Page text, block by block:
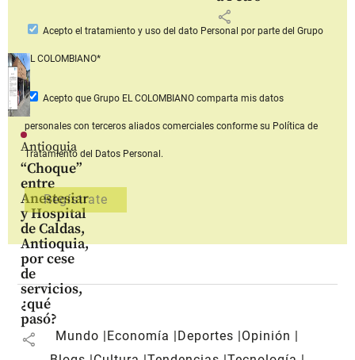
share
Antioquia
“Choque”
entre
Anestesiar
y Hospital
de Caldas,
Antioquia,
por cese
de
servicios,
¿qué
pasó?
share
Acepto el tratamiento y uso del dato Personal por parte del Grupo
EL COLOMBIANO*
Acepto que Grupo EL COLOMBIANOcomparta mis datos
personales con terceros aliados comerciales conforme su Política de
Tratamiento del Datos Personal.
Mundo Economía Deportes
Opinión